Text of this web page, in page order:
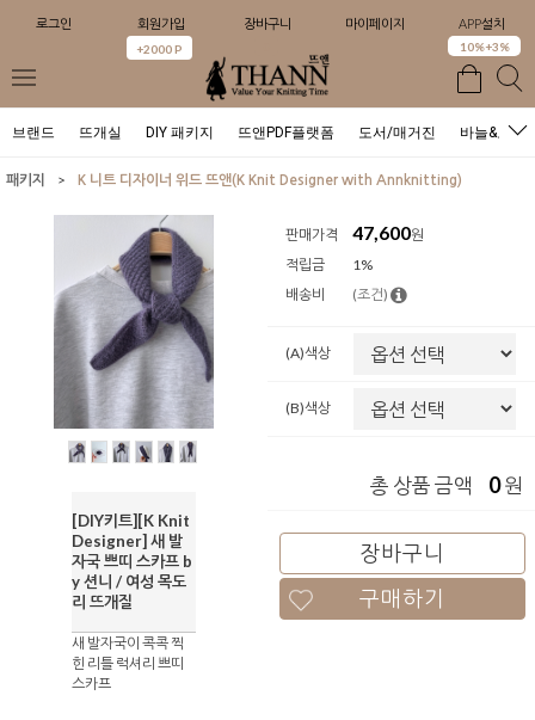
로그인 회원가입
+2000 P
장바구니 마이페이지 APP설치
10%+3%
브랜드 뜨개실 DIY 패키지 뜨앤PDF플랫폼 도서/매거진 바늘&도구
패키지 > K 니트 디자이너 위드 뜨앤(K Knit Designer with Annknitting)
[DIY키트][K Knit
Designer] 새 발
자국 쁘띠 스카프 b
y 션니 / 여성 목도
리 뜨개질
새 발자국이 콕콕 찍
힌 리틀 럭셔리 쁘띠
스카프
판매가격 47,600원
적립금
1%
배송비
(조건)
(A)색상
(B)색상
총 상품 금액 0원
장바구니
구매하기